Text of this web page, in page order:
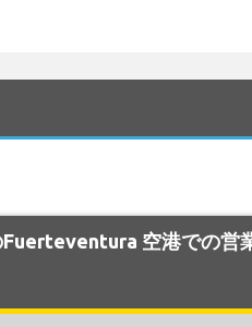
Fuerteventura 空港での営